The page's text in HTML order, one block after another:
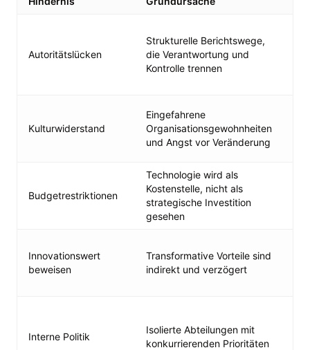
Autoritätslücken
Strukturelle Berichtswege,
die Verantwortung und
Kontrolle trennen
Kulturwiderstand
Eingefahrene
Organisationsgewohnheiten
und Angst vor Veränderung
Budgetrestriktionen
Technologie wird als
Kostenstelle, nicht als
strategische Investition
gesehen
Innovationswert
beweisen
Transformative Vorteile sind
indirekt und verzögert
Interne Politik
Isolierte Abteilungen mit
konkurrierenden Prioritäten